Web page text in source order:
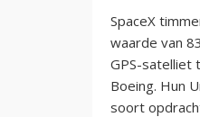
SpaceX
waarde van
GPS-satelliet
Boeing. Hun
soort